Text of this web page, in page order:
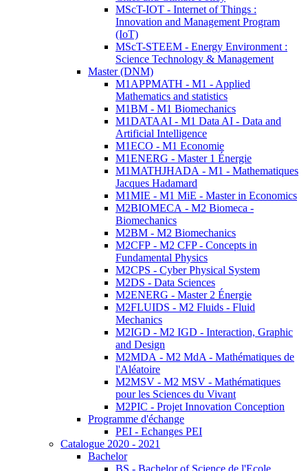
MScT-IOT - Internet of Things :
Innovation and Management Program
(IoT)
MScT-STEEM - Energy Environment :
Science Technology & Management
Master (DNM)
M1APPMATH - M1 - Applied
Mathematics and statistics
M1BM - M1 Biomechanics
M1DATAAI - M1 Data AI - Data and
Artificial Intelligence
M1ECO - M1 Economie
M1ENERG - Master 1 Énergie
M1MATHJHADA - M1 - Mathematiques
Jacques Hadamard
M1MIE - M1 MiE - Master in Economics
M2BIOMECA - M2 Biomeca -
Biomechanics
M2BM - M2 Biomechanics
M2CFP - M2 CFP - Concepts in
Fundamental Physics
M2CPS - Cyber Physical System
M2DS - Data Sciences
M2ENERG - Master 2 Énergie
M2FLUIDS - M2 Fluids - Fluid
Mechanics
M2IGD - M2 IGD - Interaction, Graphic
and Design
M2MDA - M2 MdA - Mathématiques de
l'Aléatoire
M2MSV - M2 MSV - Mathématiques
pour les Sciences du Vivant
M2PIC - Projet Innovation Conception
Programme d'échange
PEI - Echanges PEI
Catalogue 2020 - 2021
Bachelor
BS - Bachelor of Science de l'Ecole